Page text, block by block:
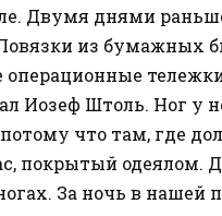
Двумя днями
из бумажных
Иозеф Штоль. Ног у
что там, где
покрытый одеялом.
За ночь в